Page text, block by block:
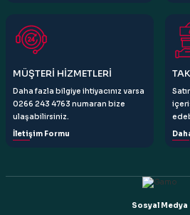
MÜŞTERİ HİZMETLERİ
Daha fazla bilgiye ihtiyacınız varsa
0266 243 4763 numaran bize
ulaşabilirsiniz.
İletişim Formu
Sosyal Medya